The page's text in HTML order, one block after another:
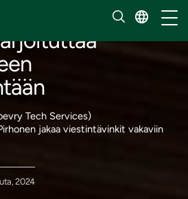
Tech Services)
jakaa viestintävinkit vakaviin
2024